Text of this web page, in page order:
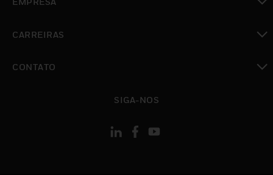
CARREIRAS
CONTATO
SIGA-NOS